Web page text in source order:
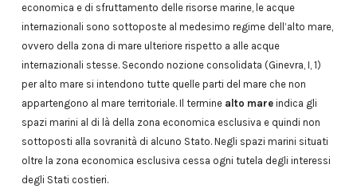
economica e di sfruttamento delle risorse marine, le acque
internazionali sono sottoposte al medesimo regime dell’alto mare,
ovvero della zona di mare ulteriore rispetto a alle acque
internazionali stesse. Secondo nozione consolidata (Ginevra, I, 1)
per alto mare si intendono tutte quelle parti del mare che non
appartengono al mare territoriale. Il termine alto mareindica gli
spazi marini al di là della zona economica esclusiva e quindi non
sottoposti alla sovranità di alcuno Stato. Negli spazi marini situati
oltre la zona economica esclusiva cessa ogni tutela degli interessi
degli Stati costieri.